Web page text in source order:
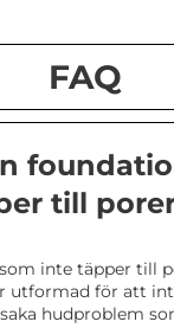
FAQ
till
inte täpper till
utformad för att
hudproblem